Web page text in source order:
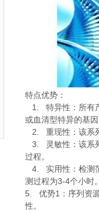
特点优势：
1. 特异性：所有
或血清型特异的基
2. 重现性：该系
3. 灵敏性：该系
过程。
4. 实用性：检测
测过程为3-4个小时。
5. 优势1 ：序列资
性。